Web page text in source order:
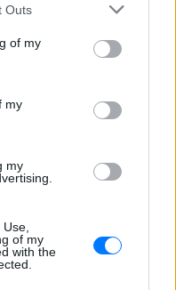
Outs
of my
my
my
of my
with the
στο
νέα
και στο Instagram